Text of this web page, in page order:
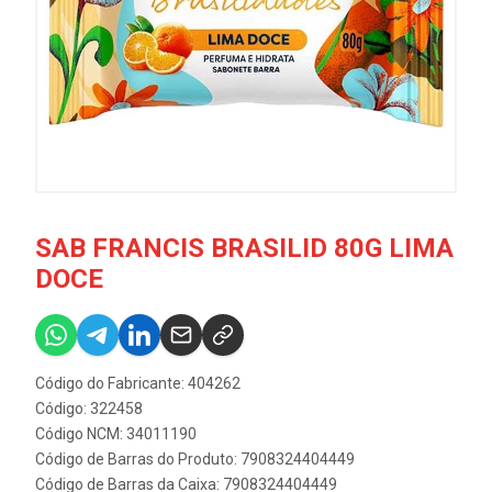
SAB FRANCIS BRASILID 80G LIMA
DOCE
Código do Fabricante: 404262
Código: 322458
Código NCM: 34011190
Código de Barras do Produto: 7908324404449
Código de Barras da Caixa: 7908324404449